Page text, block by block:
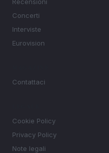
Concerti
Interviste
Eurovision
Contattaci
Cookie Policy
Privacy Policy
Note legali